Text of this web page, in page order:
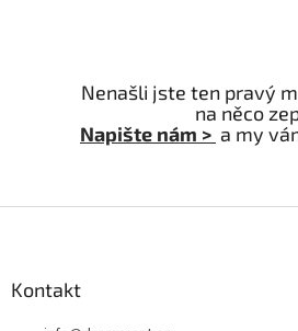
Nenašli jste ten pravý
na něco
Napište nám > a my
Kontakt